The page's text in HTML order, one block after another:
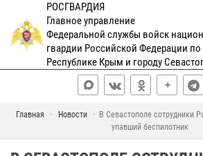
РОСГВАРДИЯ
Главное управление
Федеральной службы войск
гвардии Российской Федерации по
Республике Крым и городу
Главная Новости
В Севастополе сотрудники
упавший беспилотник